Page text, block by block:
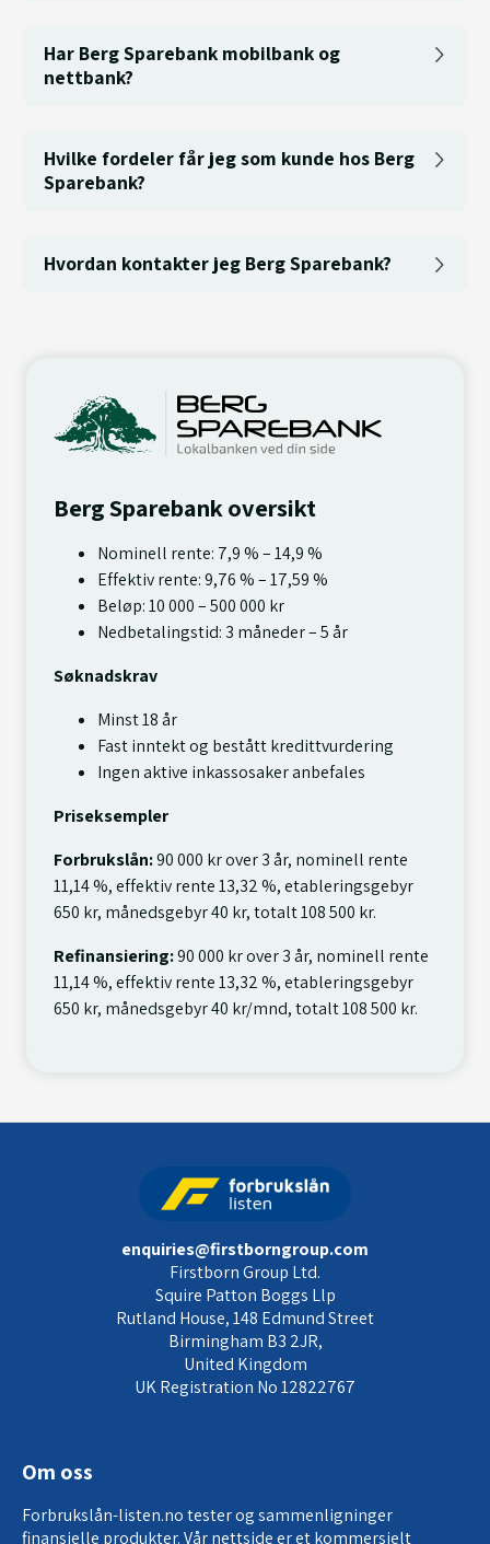
Berg Sparebank oversikt
Nominell rente: 7,9 % – 14,9 %
Effektiv rente: 9,76 % – 17,59 %
Beløp: 10 000 – 500 000 kr
Nedbetalingstid: 3 måneder – 5 år
Søknadskrav
Minst 18 år
Fast inntekt og bestått kredittvurdering
Ingen aktive inkassosaker anbefales
Priseksempler
Forbrukslån:90 000 kr over 3 år, nominell rente
11,14 %, effektiv rente 13,32 %, etableringsgebyr
650 kr, månedsgebyr 40 kr, totalt 108 500 kr.
Refinansiering:90 000 kr over 3 år, nominell rente
11,14 %, effektiv rente 13,32 %, etableringsgebyr
650 kr, månedsgebyr 40 kr/mnd, totalt 108 500 kr.
Har Berg Sparebank mobilbank og
nettbank?
Hvilke fordeler får jeg som kunde hos Berg
Sparebank?
Hvordan kontakter jeg Berg Sparebank?
enquiries@firstborngroup.com
Firstborn Group Ltd.
Squire Patton Boggs Llp
Rutland House, 148 Edmund Street
Birmingham B3 2JR,
United Kingdom
UK Registration No 12822767
Om oss
Forbrukslån-listen.no tester og sammenligninger
finansielle produkter. Vår nettside er et kommersielt